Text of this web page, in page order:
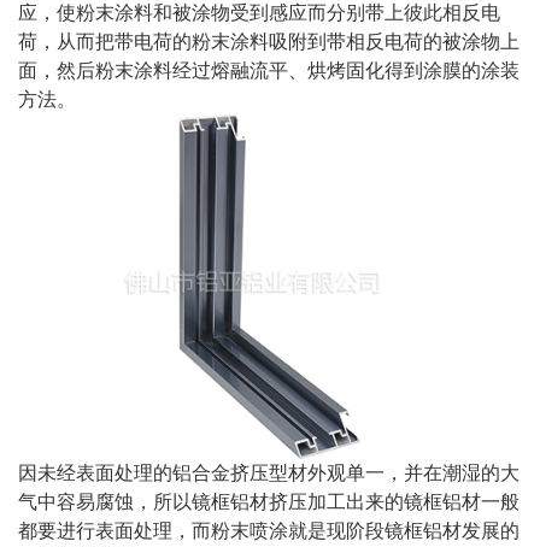
应，使粉末涂料和被涂物受到感应而分别带上彼此相反电
荷，从而把带电荷的粉末涂料吸附到带相反电荷的被涂物上
面，然后粉末涂料经过熔融流平、烘烤固化得到涂膜的涂装
方法。
因未经表面处理的铝合金挤压型材外观单一，并在潮湿的大
气中容易腐蚀，所以镜框铝材挤压加工出来的镜框铝材一般
都要进行表面处理，而粉末喷涂就是现阶段镜框铝材发展的